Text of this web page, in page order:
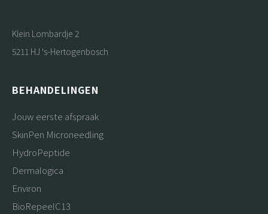
Klein Lombardje 2
5211 HJ 's-Hertogenbosch
BEHANDELINGEN
Jouw eerste afspraak
SkinPen Microneedling
HydroPeptide
Dermalogica
Environ
BioRepeelC13